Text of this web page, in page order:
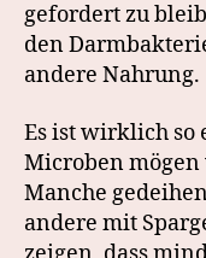
gefordert zu
den
andere Nahrung.
Es ist wirklich so
Microben mögen
Manche
andere mit